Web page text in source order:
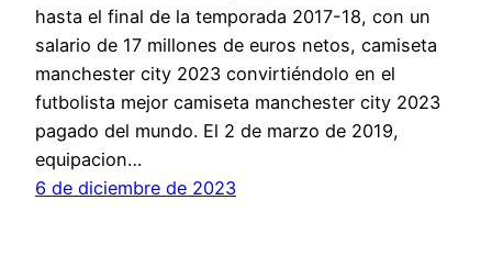
hasta el final de la temporada 2017-18, con un
salario de 17 millones de euros netos, camiseta
manchester city 2023 convirtiéndolo en el
futbolista mejor camiseta manchester city 2023
pagado del mundo. El 2 de marzo de 2019,
equipacion…
6 de diciembre de 2023